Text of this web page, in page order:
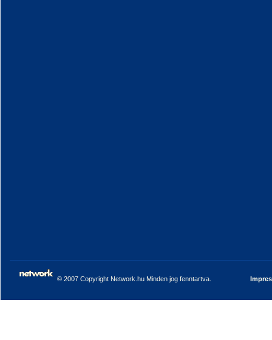
© 2007 Copyright Network.hu Minden jog fenntartva.